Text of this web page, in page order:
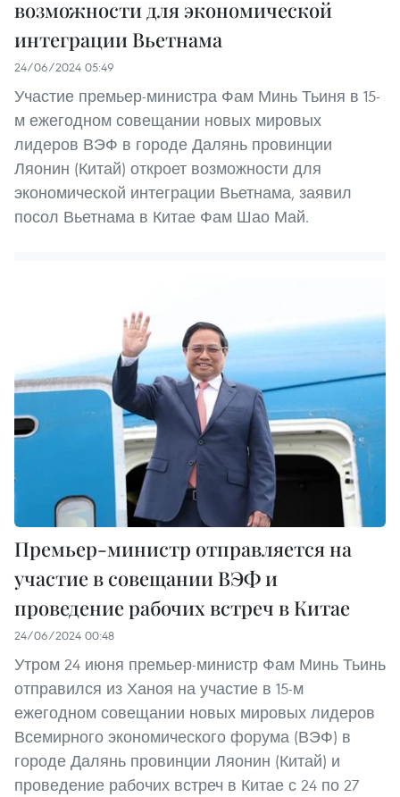
возможности для экономической
интеграции Вьетнама
24/06/2024 05:49
Участие премьер-министра Фам Минь Тьиня в 15-
м ежегодном совещании новых мировых
лидеров ВЭФ в городе Далянь провинции
Ляонин (Китай) откроет возможности для
экономической интеграции Вьетнама, заявил
посол Вьетнама в Китае Фам Шао Май.
Премьер-министр отправляется на
участие в совещании ВЭФ и
проведение рабочих встреч в Китае
24/06/2024 00:48
Утром 24 июня премьер-министр Фам Минь Тьинь
отправился из Ханоя на участие в 15-м
ежегодном совещании новых мировых лидеров
Всемирного экономического форума (ВЭФ) в
городе Далянь провинции Ляонин (Китай) и
проведение рабочих встреч в Китае с 24 по 27